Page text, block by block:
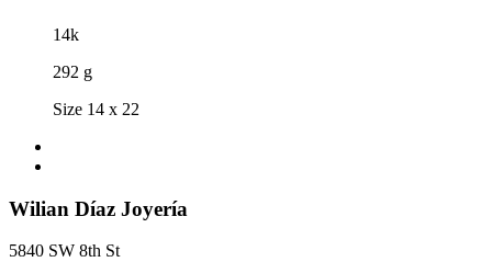
14k
292 g
Size 14 x 22
Wilian Díaz Joyería
5840 SW 8th St